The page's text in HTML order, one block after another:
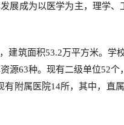
展成为以医学为主，理学、
建筑面积53.2万平方米。学
源63种。现有二级单位52
附属医院14所，其中，直